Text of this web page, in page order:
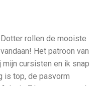
rollen de mooiste
Het patroon van
mijn cursisten en ik snap
is top, de pasvorm